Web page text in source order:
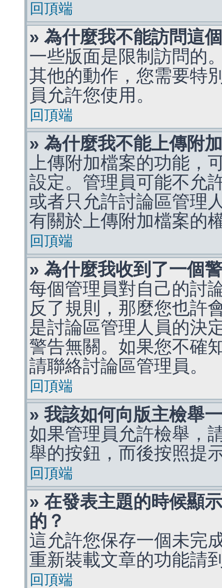
回頂端
» 為什麼我不能訪問這
一些版面是限制訪問的
其他的動作，您需要特
員允許您使用。
回頂端
» 為什麼我不能上傳附
上傳附加檔案的功能，
設定。管理員可能不允
或者只允許討論區管理
有關於上傳附加檔案的
回頂端
» 為什麼我收到了一個
每個管理員對自己的討
反了規則，那麼您也許
是討論區管理人員的決
警告無關。如果您不確
請聯絡討論區管理員。
回頂端
» 我該如何向版主檢舉
如果管理員允許檢舉，
舉的按鈕，而後按照提
回頂端
» 在發表主題的時候顯
的？
這允許您保存一個未完
重新裝載文章的功能請
回頂端